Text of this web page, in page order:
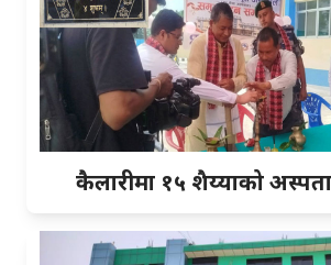
कैलारीमा १५ शैय्याको